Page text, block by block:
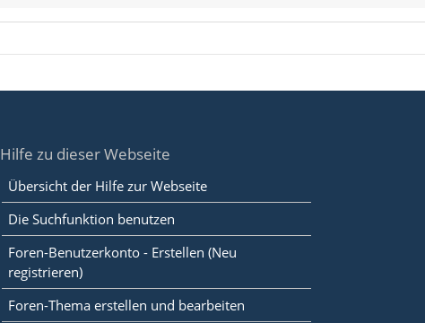
Hilfe zu dieser Webseite
Übersicht der Hilfe zur Webseite
Die Suchfunktion benutzen
Foren-Benutzerkonto - Erstellen (Neu
registrieren)
Foren-Thema erstellen und bearbeiten